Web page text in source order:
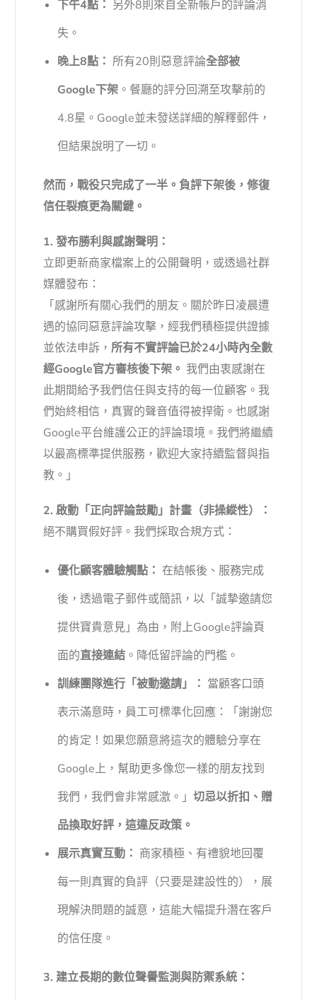
下午4點： 另外8則來自全新帳戶的評論消
失。
晚上8點： 所有20則惡意評論全部被
Google下架 。餐廳的評分回溯至攻擊前的
4.8星。Google並未發送詳細的解釋郵件，
但結果說明了一切。
然而，戰役只完成了一半。負評下架後，修復
信任裂痕更為關鍵。
1. 發布勝利與感謝聲明：
立即更新商家檔案上的公開聲明，或透過社群
媒體發布：
「感謝所有關心我們的朋友。關於昨日凌晨遭
遇的協同惡意評論攻擊，經我們積極提供證據
並依法申訴， 所有不實評論已於24小時內全數
經Google官方審核後下架。 我們由衷感謝在
此期間給予我們信任與支持的每一位顧客。我
們始終相信，真實的聲音值得被捍衛。也感謝
Google平台維護公正的評論環境。我們將繼續
以最高標準提供服務，歡迎大家持續監督與指
教。」
2. 啟動「正向評論鼓勵」計畫（非操縱性）：
絕不購買假好評。我們採取合規方式：
優化顧客體驗觸點： 在結帳後、服務完成
後，透過電子郵件或簡訊，以「誠摯邀請您
提供寶貴意見」為由，附上Google評論頁
面的直接連結 。降低留評論的門檻。
訓練團隊進行「被動邀請」： 當顧客口頭
表示滿意時，員工可標準化回應：「謝謝您
的肯定！如果您願意將這次的體驗分享在
Google上，幫助更多像您一樣的朋友找到
我們，我們會非常感激。」切忌以折扣、贈
品換取好評，這違反政策。
展示真實互動： 商家積極、有禮貌地回覆
每一則真實的負評（只要是建設性的），展
現解決問題的誠意，這能大幅提升潛在客戶
的信任度。
3. 建立長期的數位聲譽監測與防禦系統：